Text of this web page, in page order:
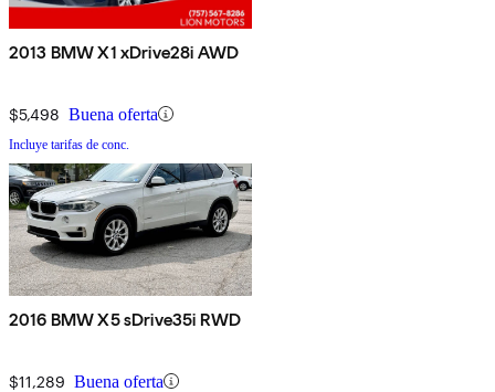
2013 BMW X1 xDrive28i AWD
$5,498 Buena oferta
Incluye tarifas de conc.
2016 BMW X5 sDrive35i RWD
$11,289 Buena oferta